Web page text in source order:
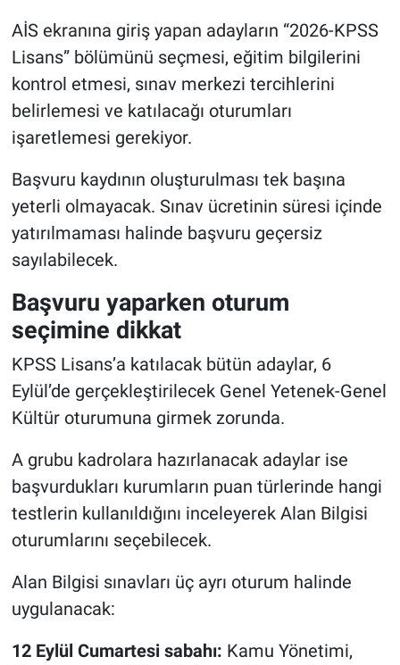
AİS ekranına giriş yapan adayların “2026-KPSS
Lisans” bölümünü seçmesi, eğitim bilgilerini
kontrol etmesi, sınav merkezi tercihlerini
belirlemesi ve katılacağı oturumları
işaretlemesi gerekiyor.
Başvuru kaydının oluşturulması tek başına
yeterli olmayacak. Sınav ücretinin süresi içinde
yatırılmaması halinde başvuru geçersiz
sayılabilecek.
Başvuru yaparken oturum
seçimine dikkat
KPSS Lisans’a katılacak bütün adaylar, 6
Eylül’de gerçekleştirilecek Genel Yetenek-Genel
Kültür oturumuna girmek zorunda.
A grubu kadrolara hazırlanacak adaylar ise
başvurdukları kurumların puan türlerinde hangi
testlerin kullanıldığını inceleyerek Alan Bilgisi
oturumlarını seçebilecek.
Alan Bilgisi sınavları üç ayrı oturum halinde
uygulanacak:
12 Eylül Cumartesi sabahı: Kamu Yönetimi,